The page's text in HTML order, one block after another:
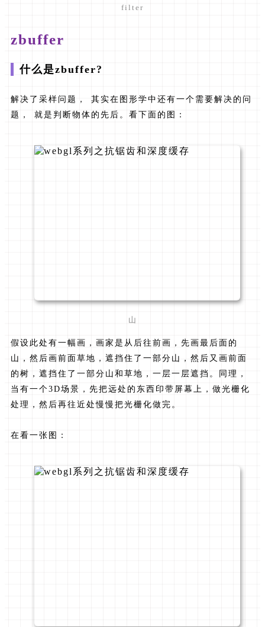
filter
zbuffer
什么是zbuffer?
解决了采样问题， 其实在图形学中还有一个需要解决的问
题， 就是判断物体的先后。看下面的图：
山
假设此处有一幅画，画家是从后往前画，先画最后面的
山，然后画前面草地，遮挡住了一部分山，然后又画前面
的树，遮挡住了一部分山和草地，一层一层遮挡。同理，
当有一个3D场景，先把远处的东西印带屏幕上，做光栅化
处理，然后再往近处慢慢把光栅化做完。
在看一张图：